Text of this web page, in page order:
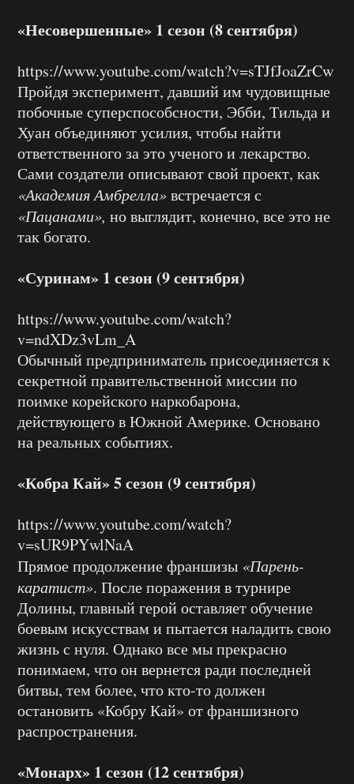
«Несовершенные» 1 сезон (8 сентября)
https://www.youtube.com/watch?v=sTJfJoaZrCw
Пройдя эксперимент, давший им чудовищные
побочные суперспособсности, Эбби, Тильда и
Хуан объединяют усилия, чтобы найти
ответственного за это ученого и лекарство.
Сами создатели описывают свой проект, как
«Академия Амбрелла»встречается с
«Пацанами», но выглядит, конечно, все это не
так богато.
«Суринам» 1 сезон (9 сентября)
https://www.youtube.com/watch?
v=ndXDz3vLm_A
Обычный предприниматель присоединяется к
секретной правительственной миссии по
поимке корейского наркобарона,
действующего в Южной Америке. Основано
на реальных событиях.
«Кобра Кай» 5 сезон (9 сентября)
https://www.youtube.com/watch?
v=sUR9PYwlNaA
Прямое продолжение франшизы «Парень-
каратист». После поражения в турнире
Долины, главный герой оставляет обучение
боевым искусствам и пытается наладить свою
жизнь с нуля. Однако все мы прекрасно
понимаем, что он вернется ради последней
битвы, тем более, что кто-то должен
остановить «Кобру Кай» от франшизного
распространения.
«Монарх» 1 сезон (12 сентября)